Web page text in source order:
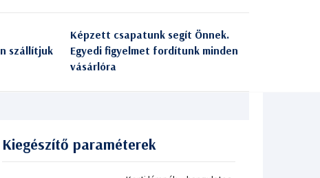
szállítjuk
Képzett csapatunk segít Önnek.
Egyedi figyelmet fordítunk minden
vásárlóra
Kiegészítő paraméterek